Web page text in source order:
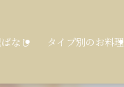
なし タイプ別のお料理